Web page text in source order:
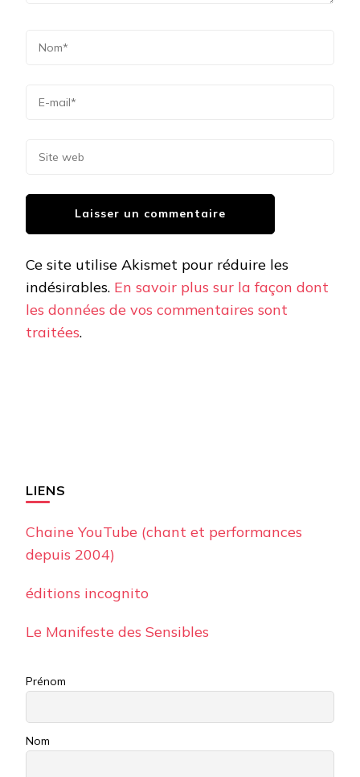
Ce site utilise Akismet pour réduire les
indésirables. En savoir plus sur la façon dont
les données de vos commentaires sont
traitées.
LIENS
Chaine YouTube (chant et performances
depuis 2004)
éditions incognito
Le Manifeste des Sensibles
Prénom
Nom